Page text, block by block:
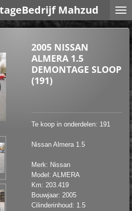
Mahzud
2005 NISSAN
ALMERA 1.5
DEMONTAGE SLOOP
(191)
Te koop in onderdelen: 191
Nissan Almera 1.5
Merk: Nissan
Model: ALMERA
Km: 203.419
Bouwjaar: 2005
Cilinderinhoud: 1.5